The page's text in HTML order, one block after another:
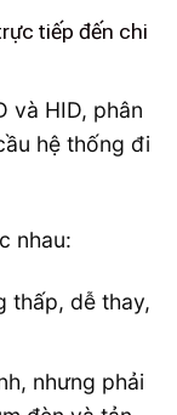
tiếp đến chi
và HID, phân
hệ thống đi
nhau:
thấp, dễ thay,
nhưng phải